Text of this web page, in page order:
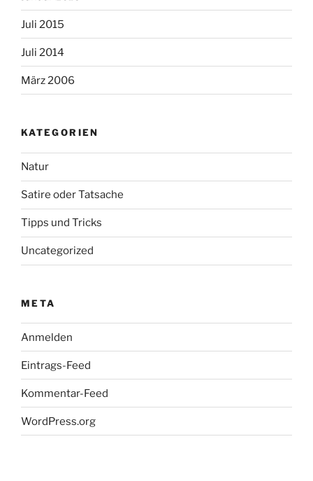
Juli 2015
Juli 2014
März 2006
KATEGORIEN
Natur
Satire oder Tatsache
Tipps und Tricks
Uncategorized
META
Anmelden
Eintrags-Feed
Kommentar-Feed
WordPress.org